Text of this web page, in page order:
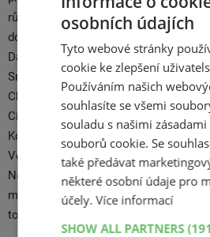
různé typy vozidel a jízdních
dodavatelem pneu pro domácí výrobce
Daewoo a v Evropě spolupracuje se
Smart,VW, BMW, Mitsubishi. Na
Chrysler, Hyundai, GM a na asijském
Citroen. Nově se montují pneumatiky
Kontrakt s koncernem VW po sérii
Volkswagen uskutečnil na
Německu, americkém Texasu a
mála výrobců zvládá technologii
to jak pro stíhací stroje F 16, tak i pro
osobních údajích
Tyto webové stránky
cookie ke zlepšení
Používáním našich
souhlasíte se všemi
souladu s našimi
souborů cookie. Se
také předávat
některé osobní údaje pro
účely.Více informací
SHOW ALL PARTNERS